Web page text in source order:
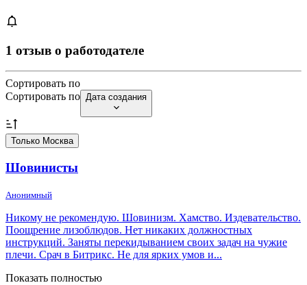
1 отзыв о работодателе
Сортировать по
Сортировать по Дата создания
Только Москва
Шовинисты
Анонимный
Никому не рекомендую. Шовинизм. Хамство. Издевательство.
Поощрение лизоблюдов. Нет никаких должностных
инструкций. Заняты перекидыванием своих задач на чужие
плечи. Срач в Битрикс. Не для ярких умов и...
Показать полностью